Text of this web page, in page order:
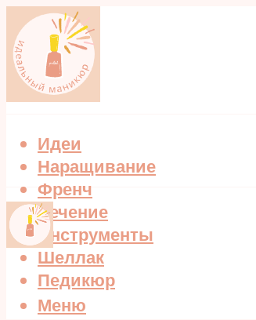
Идеи
Наращивание
Френч
Лечение
Инструменты
Шеллак
Педикюр
Меню